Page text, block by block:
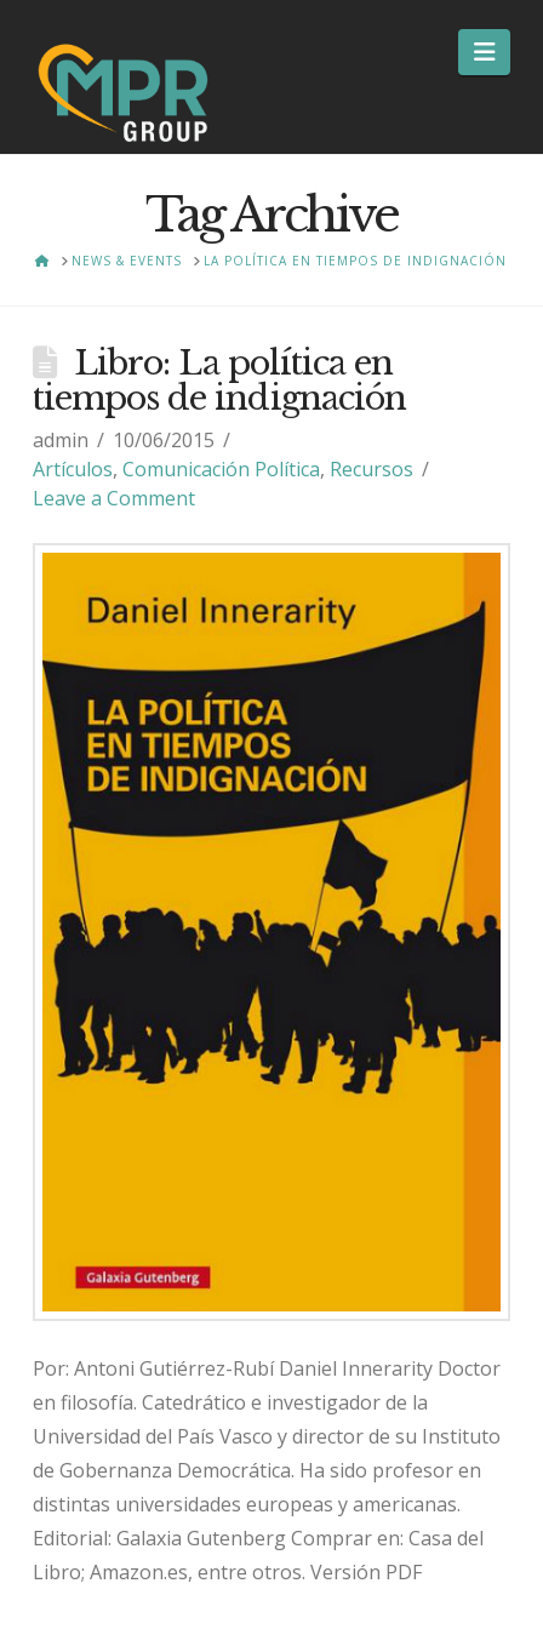
Tag Archive
HOMENEWS & EVENTS LA POLÍTICA EN TIEMPOS DE INDIGNACIÓN
Libro: La política en
tiempos de indignación
admin
10/06/2015
Artículos, Comunicación Política, Recursos
Leave a Comment
Por: Antoni Gutiérrez-Rubí Daniel Innerarity Doctor
en filosofía. Catedrático e investigador de la
Universidad del País Vasco y director de su Instituto
de Gobernanza Democrática. Ha sido profesor en
distintas universidades europeas y americanas.
Editorial: Galaxia Gutenberg Comprar en: Casa del
Libro; Amazon.es, entre otros. Versión PDF